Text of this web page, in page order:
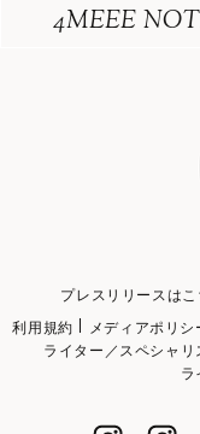
4MEEE
プレスリリースはこ
利用規約
メディアポリシ
ライター／スペシャリ
ラ